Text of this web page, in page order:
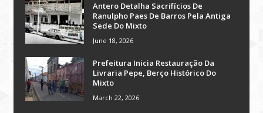
Antero Detalha Sacrifícios De
Ranulpho Paes De Barros Pela Antiga
Sede Do Mixto
June 18, 2026
Prefeitura Inicia Restauração Da
Livraria Pepe, Berço Histórico Do
Mixto
March 22, 2026